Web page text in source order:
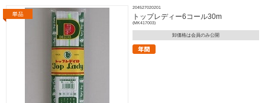
204527020201
トップレディー6コール30m
(MK417003)
卸価格は会員のみ公開